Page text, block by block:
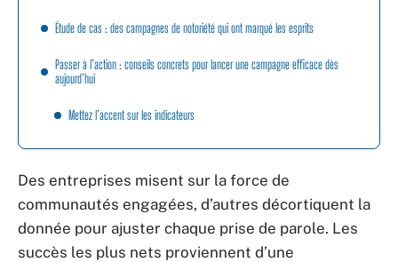
Étude de cas : des campagnes de notoriété qui ont marqué les esprits
Passer à l’action : conseils concrets pour lancer une campagne efficace dès
aujourd’hui
Mettez l’accent sur les indicateurs
Des entreprises misent sur la force de
communautés engagées, d’autres décortiquent la
donnée pour ajuster chaque prise de parole. Les
succès les plus nets proviennent d’une